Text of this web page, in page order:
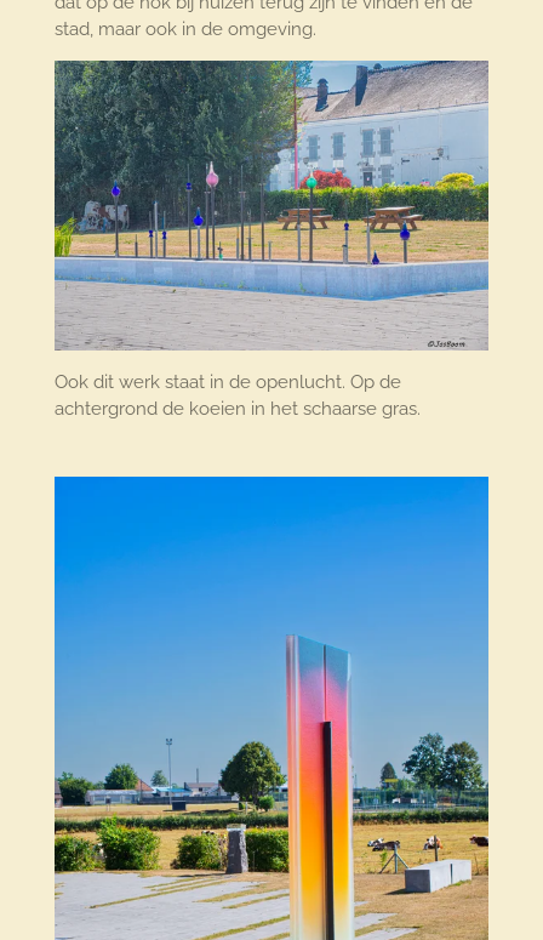
stad, maar ook in de omgeving.
Ook dit werk staat in de openlucht. Op de
achtergrond de koeien in het schaarse gras.